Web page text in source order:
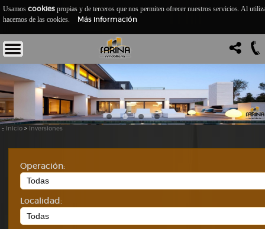
:: Inicio > Inversiones
Operación:
Localidad:
Usamos cookies propias y de terceros que nos permiten ofrecer nuestros servicios. Al
hacemos de las cookies.
Más información